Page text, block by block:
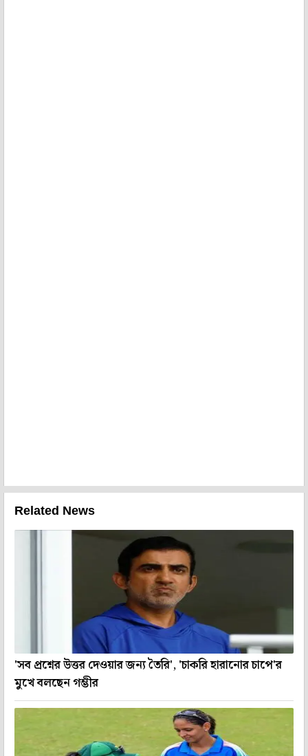
Related News
'সব প্রশ্নের উত্তর দেওয়ার জন্য তৈরি', 'চাকরি হারানোর চাপে'র
মুখে বলছেন গম্ভীর